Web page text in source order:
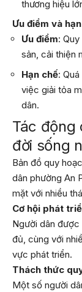
thương hiệu
Ưu điểm và
Ưu điểm:
sản, cải thiện
Hạn chế:
việc giải tỏa
dân.
Tác động
đời sống
Bản đồ quy
dân phường An
mặt với nhiều
Cơ hội phát
Người dân được
đủ, cùng với
vực phát triển.
Thách thức
Một số người